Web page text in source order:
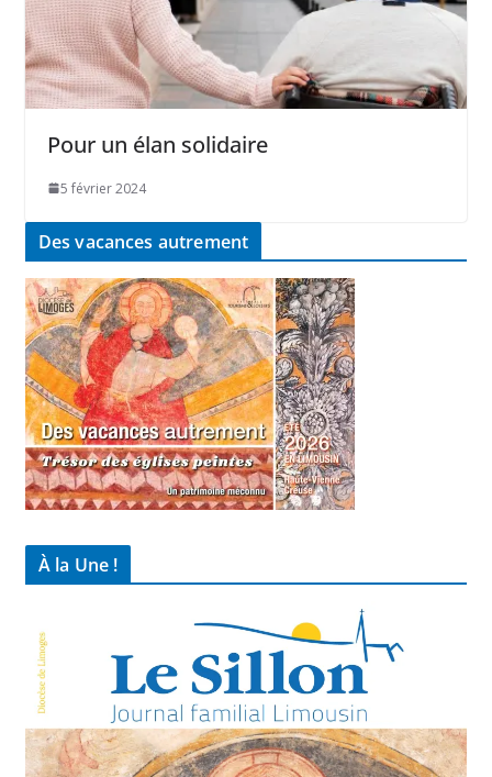
Pour un élan solidaire
5 février 2024
Des vacances autrement
À la Une !